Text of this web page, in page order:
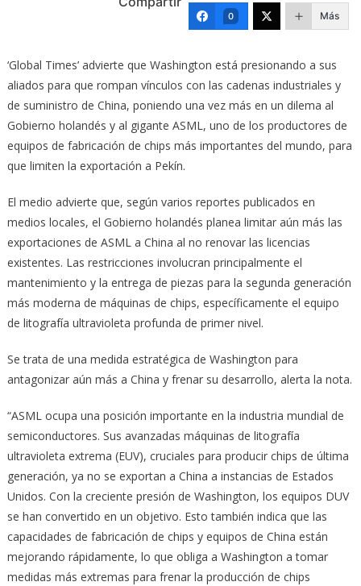
0 Más
‘Global Times’ advierte que Washington está presionando a sus
aliados para que rompan vínculos con las cadenas industriales y
de suministro de China, poniendo una vez más en un dilema al
Gobierno holandés y al gigante ASML, uno de los productores de
equipos de fabricación de chips más importantes del mundo, para
que limiten la exportación a Pekín.
El medio advierte que, según varios reportes publicados en
medios locales, el Gobierno holandés planea limitar aún más las
exportaciones de ASML a China al no renovar las licencias
existentes. Las restricciones involucran principalmente el
mantenimiento y la entrega de piezas para la segunda generación
más moderna de máquinas de chips, específicamente el equipo
de litografía ultravioleta profunda de primer nivel.
Se trata de una medida estratégica de Washington para
antagonizar aún más a China y frenar su desarrollo, alerta la nota.
“ASML ocupa una posición importante en la industria mundial de
semiconductores. Sus avanzadas máquinas de litografía
ultravioleta extrema (EUV), cruciales para producir chips de última
generación, ya no se exportan a China a instancias de Estados
Unidos. Con la creciente presión de Washington, los equipos DUV
se han convertido en un objetivo. Esto también indica que las
capacidades de fabricación de chips y equipos de China están
mejorando rápidamente, lo que obliga a Washington a tomar
medidas más extremas para frenar la producción de chips